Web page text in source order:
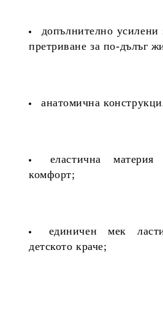
допълнително усилени
претриване за по-дълъг
анатомична
еластична
комфорт;
единичен мек
детското краче;